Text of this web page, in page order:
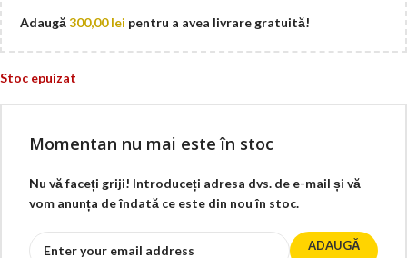
Adaugă300,00lei pentru a avea livrare gratuită!
Stoc epuizat
Momentan nu mai este în stoc
Nu vă faceți griji! Introduceți adresa dvs. de e-mail și vă
vom anunța de îndată ce este din nou în stoc.
ADAUGĂ